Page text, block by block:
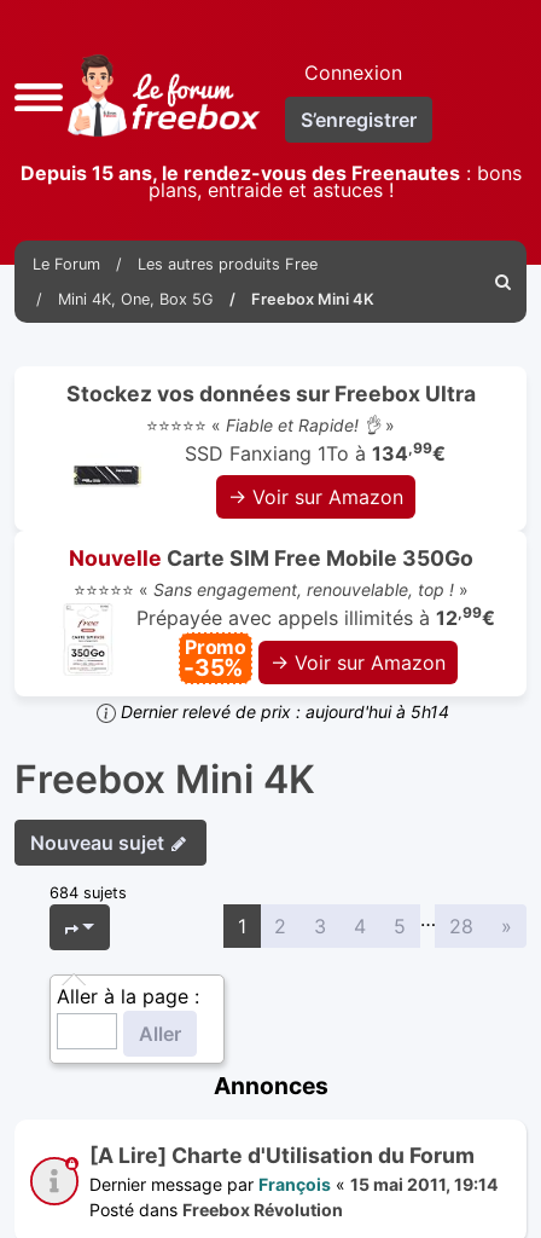
Accès
rapide
Connexion
S’enregistrer
Depuis 15 ans, le rendez-vous des Freenautes: bons
plans, entraide et astuces !
Le Forum
Les autres produits Free
Mini 4K, One, Box 5G
Freebox Mini 4K
Stockez vos données sur Freebox Ultra
⭐⭐⭐⭐⭐ « Fiable et Rapide! 👌»
SSD Fanxiang 1To à 134,99€
→ Voir sur Amazon
Nouvelle Carte SIM Free Mobile 350Go
⭐⭐⭐⭐⭐ « Sans engagement, renouvelable, top !»
Prépayée avec appels illimités à 12,99€
Promo
-35% → Voir sur Amazon
Dernier relevé de prix : aujourd'hui à 5h14
Freebox Mini 4K
Nouveau sujet
684 sujets
Page
Aller à la page :
1 2 3 4 5 … 28 »
Annonces
[A Lire] Charte d'Utilisation du Forum
Dernier message par François « 15 mai 2011, 19:14
Posté dans Freebox Révolution